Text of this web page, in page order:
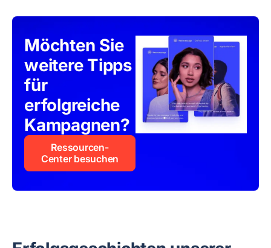
Möchten Sie
weitere Tipps
für
erfolgreiche
Kampagnen?
Ressourcen-
Center besuchen